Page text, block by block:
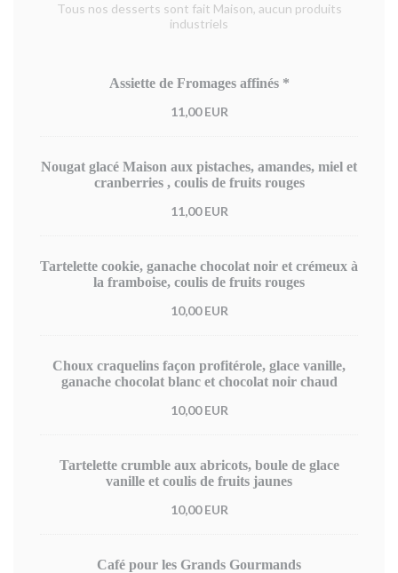
Tous nos desserts sont fait Maison, aucun produits
industriels
Assiette de Fromages affinés *
11,00 EUR
Nougat glacé Maison aux pistaches, amandes, miel et
cranberries , coulis de fruits rouges
11,00 EUR
Tartelette cookie, ganache chocolat noir et crémeux à
la framboise, coulis de fruits rouges
10,00 EUR
Choux craquelins façon profitérole, glace vanille,
ganache chocolat blanc et chocolat noir chaud
10,00 EUR
Tartelette crumble aux abricots, boule de glace
vanille et coulis de fruits jaunes
10,00 EUR
Café pour les Grands Gourmands